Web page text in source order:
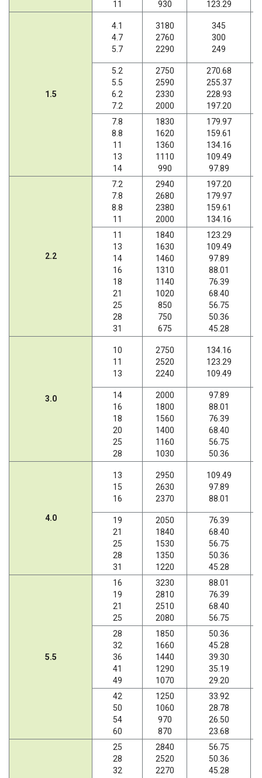
11 930 123.29
1.5
4.1
4.7
5.7
3180
2760
2290
345
300
249
5.2
5.5
6.2
7.2
2750
2590
2330
2000
270.68
255.37
228.93
197.20
7.8
8.8
11
13
14
1830
1620
1360
1110
990
179.97
159.61
134.16
109.49
97.89
2.2
7.2
7.8
8.8
11
2940
2680
2380
2000
197.20
179.97
159.61
134.16
11
13
14
16
18
21
25
28
31
1840
1630
1460
1310
1140
1020
850
750
675
123.29
109.49
97.89
88.01
76.39
68.40
56.75
50.36
45.28
3.0
10
11
13
2750
2520
2240
134.16
123.29
109.49
14
16
18
20
25
28
2000
1800
1560
1400
1160
1030
97.89
88.01
76.39
68.40
56.75
50.36
4.0
13
15
16
2950
2630
2370
109.49
97.89
88.01
19
21
25
28
31
2050
1840
1530
1350
1220
76.39
68.40
56.75
50.36
45.28
5.5
16
19
21
25
3230
2810
2510
2080
88.01
76.39
68.40
56.75
28
32
36
41
49
1850
1660
1440
1290
1070
50.36
45.28
39.30
35.19
29.20
42
50
54
60
1250
1060
970
870
33.92
28.78
26.50
23.68
25
28
32
2840
2520
2270
56.75
50.36
45.28